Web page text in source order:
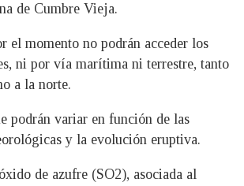
de Cumbre Vieja.
el momento no podrán acceder los
ni por vía marítima ni terrestre, tanto
a la norte.
podrán variar en función de las
y la evolución eruptiva.
de azufre (SO2), asociada al